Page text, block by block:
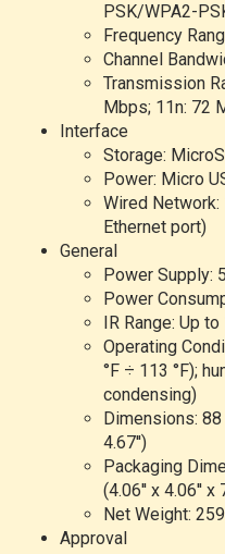
PSK/WPA2-
Frequency
Channel
Transmission
Mbps; 11n: 72
Interface
Storage:
Power: Micro
Wired
Ethernet port)
General
Power Supply:
Power
IR Range: Up
Operating
°F ÷ 113 °F);
condensing)
Dimensions:
4.67'')
Packaging
(4.06'' x 4.06'' x
Net Weight:
Approval